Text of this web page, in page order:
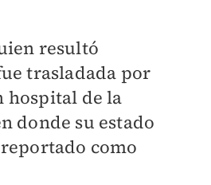
resultó
trasladada por
hospital de la
donde su estado
como